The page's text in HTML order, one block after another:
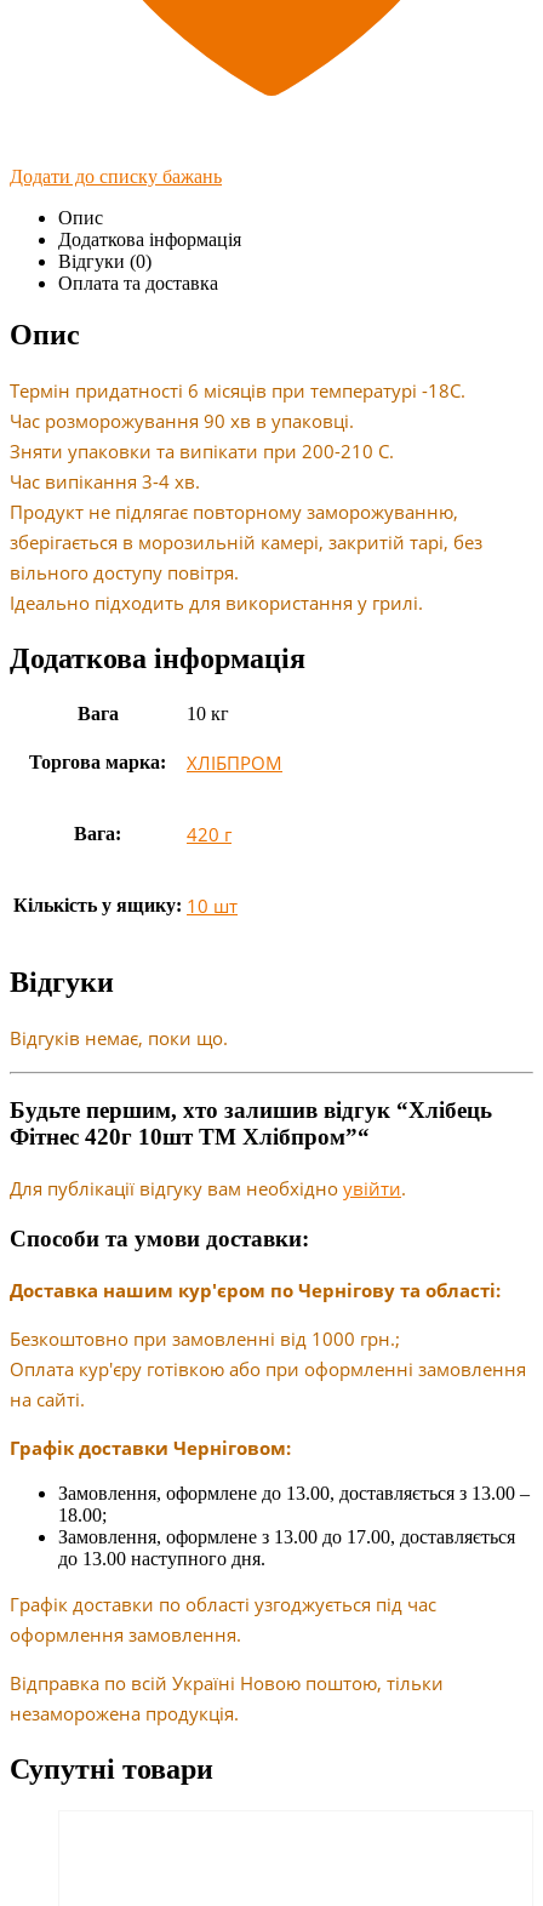
Додати до списку бажань
Опис
Додаткова інформація
Відгуки (0)
Оплата та доставка
Опис
Термін придатності 6 місяців при температурі -18С.
Час розморожування 90 хв в упаковці.
Зняти упаковки та випікати при 200-210 С.
Час випікання 3-4 хв.
Продукт не підлягає повторному заморожуванню,
зберігається в морозильній камері, закритій тарі, без
вільного доступу повітря.
Ідеально підходить для використання у грилі.
Додаткова інформація
Вага 10 кг
Торгова марка: ХЛІБПРОМ
Вага: 420 г
Кількість у ящику: 10 шт
Відгуки
Відгуків немає, поки що.
Будьте першим, хто залишив відгук “Хлібець
Фітнес 420г 10шт ТМ Хлібпром”“
Для публікації відгуку вам необхідно увійти.
Способи та умови доставки:
Доставка нашим кур'єром по Чернігову та області:
Безкоштовно при замовленні від 1000 грн.;
Оплата кур'єру готівкою або при оформленні замовлення
на сайті.
Графік доставки Черніговом:
Замовлення, оформлене до 13.00, доставляється з 13.00 –
18.00;
Замовлення, оформлене з 13.00 до 17.00, доставляється
до 13.00 наступного дня.
Графік доставки по області узгоджується під час
оформлення замовлення.
Відправка по всій Україні Новою поштою, тільки
незаморожена продукція.
Супутні товари